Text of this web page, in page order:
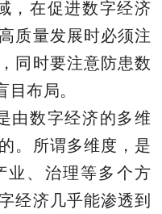
，在促进数字经济
质量发展时必须注
同时要注意防患数
布局。
由数字经济的多维
。所谓多维度，是
业、治理等多个方
经济几乎能渗透到